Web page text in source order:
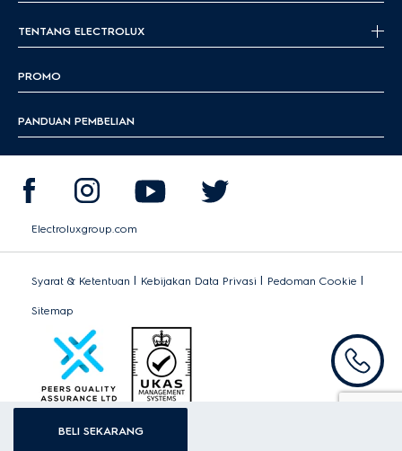
BELI SEKARANG
TENTANG ELECTROLUX
PROMO
PANDUAN PEMBELIAN
Electroluxgroup.com
Syarat & Ketentuan | Kebijakan Data Privasi | Pedoman Cookie |
Sitemap